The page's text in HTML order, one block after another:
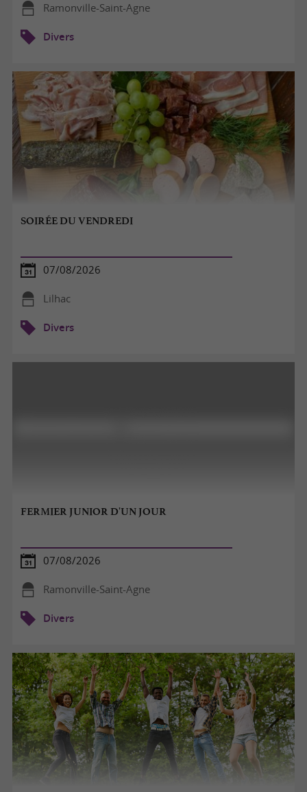
Ramonville-Saint-Agne
Divers
SOIRÉE DU VENDREDI
07/08/2026
Lilhac
Divers
FERMIER JUNIOR D'UN JOUR
07/08/2026
Ramonville-Saint-Agne
Divers